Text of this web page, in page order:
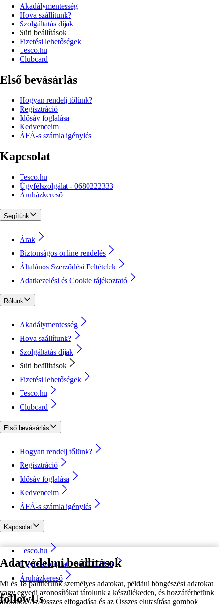
Adatvédelmi beállítások
Mi és 18 partnerünk személyes adatokat, például böngészési adatokat
vagy egyedi azonosítókat tárolunk a készülékeden, és hozzáférhetünk
azokhoz. Az Összes elfogadása és az Összes elutasítása gombok
Akadálymentesség
Hova szállítunk?
Szolgáltatás díjak
Süti beállítások
Fizetési lehetőségek
Tesco.hu
Clubcard
Első bevásárlás
Hogyan rendelj tőlünk?
Regisztráció
Idősáv foglalása
Kedvenceim
ÁFÁ-s számla igénylés
Kapcsolat
Tesco.hu
Ügyfélszolgálat - 0680222333
Áruházkereső
Segítünk
Árak
Biztonságos online rendelés
Általános Szerződési Feltételek
Adatkezelési és Cookie tájékoztató
Rólunk
Akadálymentesség
Hova szállítunk?
Szolgáltatás díjak
Süti beállítások
Fizetési lehetőségek
Tesco.hu
Clubcard
Első bevásárlás
Hogyan rendelj tőlünk?
Regisztráció
Idősáv foglalása
Kedvenceim
ÁFÁ-s számla igénylés
Kapcsolat
Tesco.hu
Ügyfélszolgálat - 0680222333
Áruházkereső
followUs